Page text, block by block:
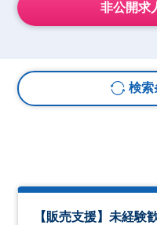
非公開求
検索
【販売支援】未経験